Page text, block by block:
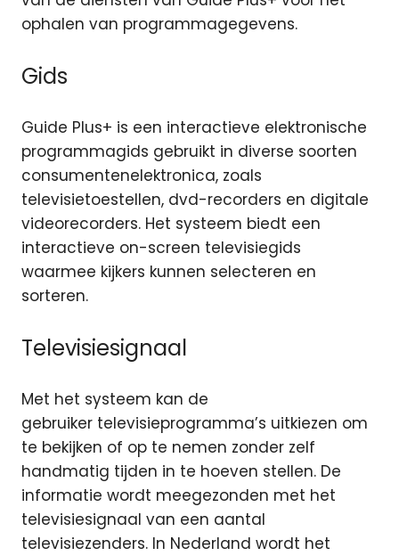
ophalen van programmagegevens.
Gids
Guide Plus+ is een interactieve elektronische
programmagids gebruikt in diverse soorten
consumentenelektronica, zoals
televisietoestellen, dvd-recorders en digitale
videorecorders. Het systeem biedt een
interactieve on-screen televisiegids
waarmee kijkers kunnen selecteren en
sorteren.
Televisiesignaal
Met het systeem kan de
gebruiker televisieprogramma’s uitkiezen om
te bekijken of op te nemen zonder zelf
handmatig tijden in te hoeven stellen. De
informatie wordt meegezonden met het
televisiesignaal van een aantal
televisiezenders. In Nederland wordt het